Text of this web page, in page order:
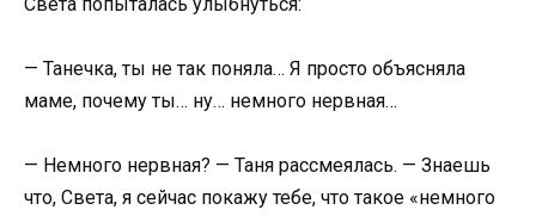
— Танечка, ты не так поняла… Я просто объясняла
маме, почему ты… ну… немного нервная…
— Немного нервная? — Таня рассмеялась. — Знаешь
что, Света, я сейчас покажу тебе, что такое «немного